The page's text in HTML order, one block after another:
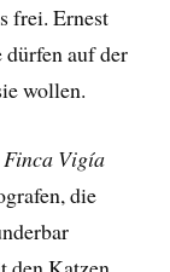
frei. Ernest
dürfen auf der
wollen.
Finca Vigía
die